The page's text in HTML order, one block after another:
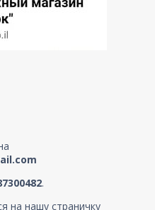
.
на нашу страничку